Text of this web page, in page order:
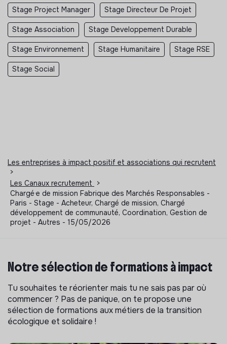
Stage Project Manager Stage Directeur De Projet
Stage Association Stage Developpement Durable
Stage Environnement Stage Humanitaire Stage RSE
Stage Social
Les entreprises à impact positif et associations qui recrutent
>
Les Canaux recrutement
>
Chargé·e de mission Fabrique des Marchés Responsables -
Paris - Stage - Acheteur, Chargé de mission, Chargé
développement de communauté, Coordination, Gestion de
projet - Autres - 15/05/2026
Notre sélection de formations à impact
Tu souhaites te réorienter mais tu ne sais pas par où
commencer ? Pas de panique, on te propose une
sélection de formations aux métiers de la transition
écologique et solidaire !